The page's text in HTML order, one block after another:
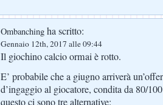
Ombanching ha scritto:
Gennaio 12th, 2017 alle 09:44
Il giochino calcio ormai è rotto.
E’ probabile che a giugno arriverà
d’ingaggio al giocatore, condita da 80/
questo ci sono tre alternative: